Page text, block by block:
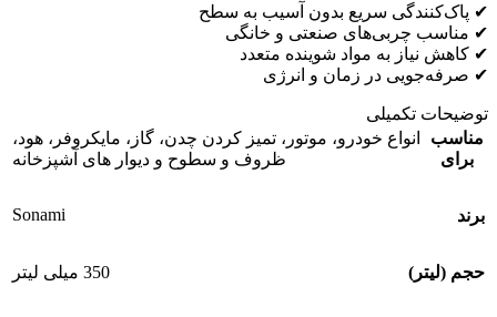
✔ پاک‌کنندگی سریع بدون آسیب به سطح
✔ مناسب چربی‌های صنعتی و خانگی
✔ کاهش نیاز به مواد شوینده متعدد
✔ صرفه‌جویی در زمان و انرژی
توضیحات تکمیلی
مناسب
برای
انواع خودرو، موتور، تمیز کردن چدن، گاز، مایکروفر، هود،
ظروف و سطوح و دیوار های آشپزخانه
برند Sonami
حجم (لیتر) 350 میلی لیتر